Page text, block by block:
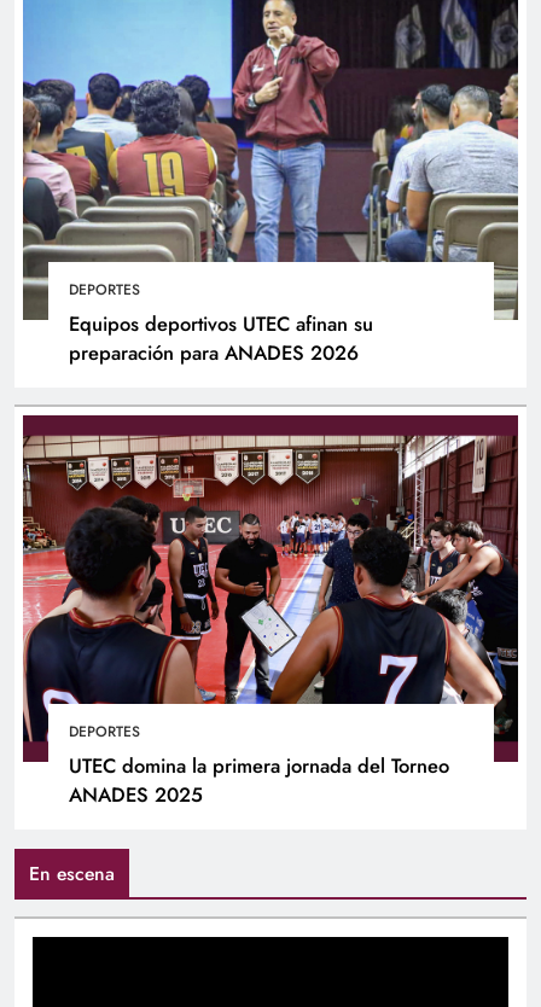
DEPORTES
Equipos deportivos UTEC afinan su
preparación para ANADES 2026
DEPORTES
UTEC domina la primera jornada del Torneo
ANADES 2025
En escena